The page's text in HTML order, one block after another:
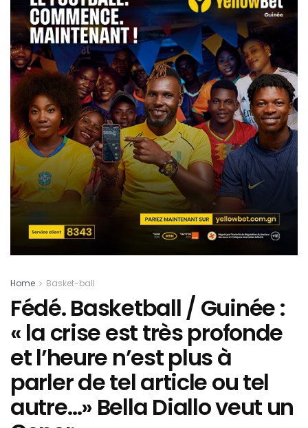
Home Basket-ball
Fédé. Basketball / Guinée :
« la crise est très profonde
et l’heure n’est plus à
parler de tel article ou tel
autre…» Bella Diallo veut un